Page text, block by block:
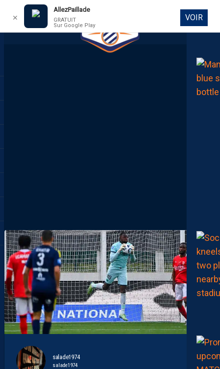
DIRECT
salade1974
salade1974
✕
AllezPaillade
GRATUIT
Sur Google Play
VOIR